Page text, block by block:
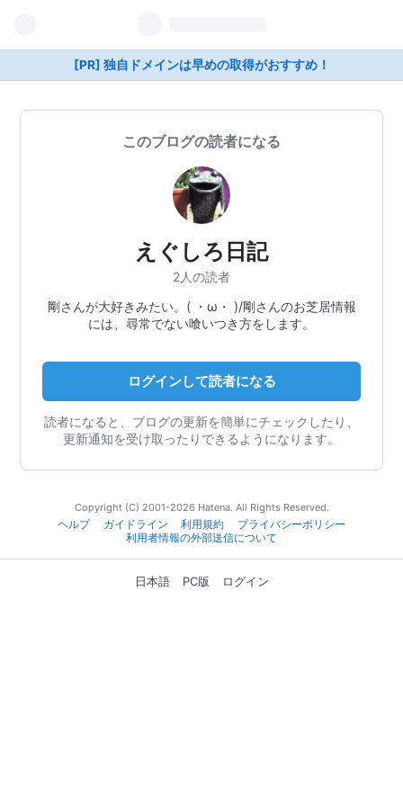
[PR] 独自ドメインは早めの取得がおすすめ！
このブログの読者になる
えぐしろ日記
2人の読者
剛さんが大好きみたい。( ・ω・ )/剛さんのお芝居情報
には、尋常でない喰いつき方をします。
ログインして読者になる
読者になると、ブログの更新を簡単にチェックしたり、
更新通知を受け取ったりできるようになります。
Copyright (C) 2001-2026 Hatena. All Rights Reserved.
ヘルプ
ガイドライン 利用規約
プライバシーポリシー
利用者情報の外部送信について
日本語 PC版 ログイン